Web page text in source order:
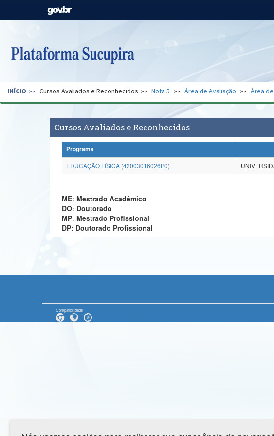
Casa Civil
Pecuária e Abastecimento
Ministério do
Regional
Secretaria de Governo Gabinete de Segurança Advocacia-
INÍCIO Cursos Avaliados e Reconhecidos Nota 5 Área de Avaliação Área
Cursos Avaliados e Reconhecidos
Programa
EDUCAÇÃO FÍSICA (42003016026P0)
ME: Mestrado Acadêmico
DO: Doutorado
MP: Mestrado Profissional
DP: Doutorado Profissional
Compatibilidade